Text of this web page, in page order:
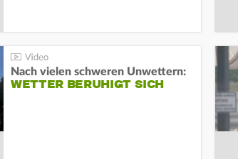
Nach vielen schweren Unwettern:
WETTER BERUHIGT SICH